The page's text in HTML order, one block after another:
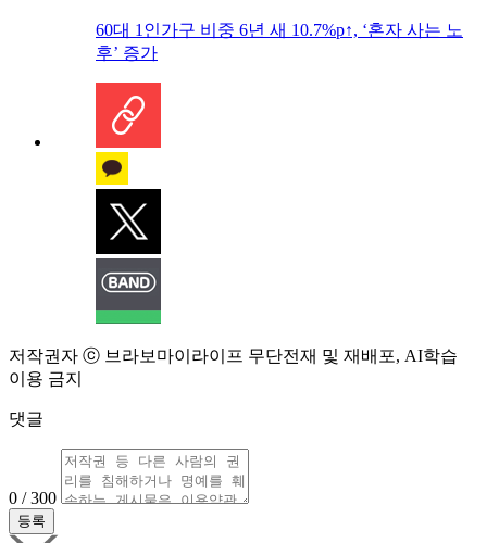
60대 1인가구 비중 6년 새 10.7%p↑, ‘혼자 사는 노
후’ 증가
저작권자 ⓒ 브라보마이라이프 무단전재 및 재배포, AI학습
이용 금지
댓글
0 / 300